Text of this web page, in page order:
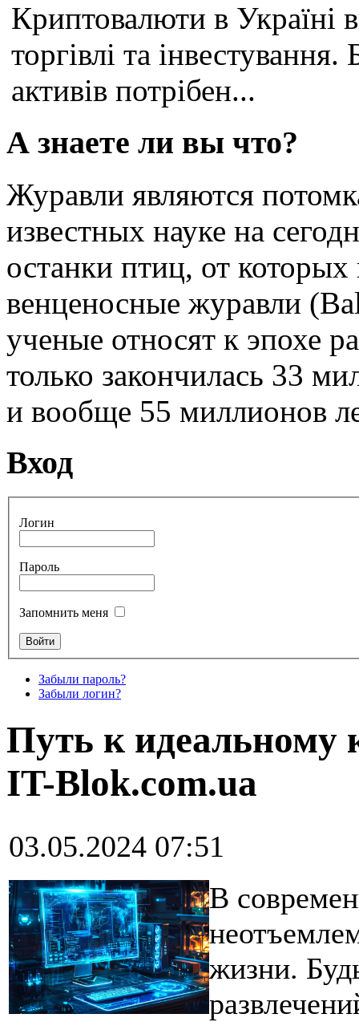
Криптовалюти в Україні
торгівлі та
активів потрібен...
А знаете ли вы что?
Журавли являются
известных науке на
останки птиц, от
венценосные журавли
ученые относят к эпохе
только закончилась 33
и вообще 55 миллионов
Вход
Логин
Пароль
Запомнить меня
Забыли пароль?
Забыли логин?
Путь к идеальному
IT-Blok.com.ua
03.05.2024 07:51
В
жизни.